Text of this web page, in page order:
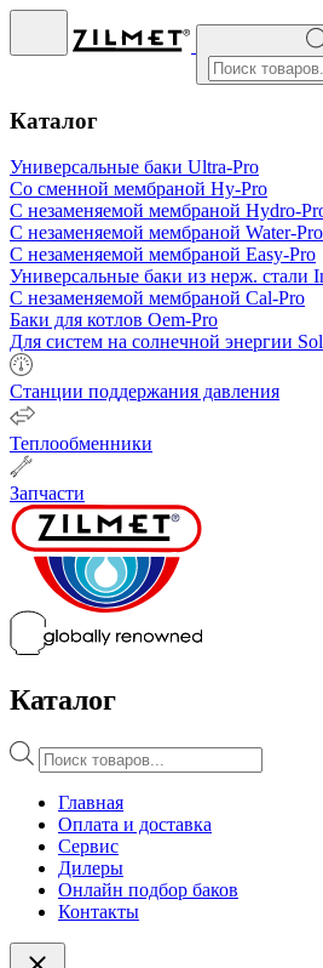
Каталог
Универсальные баки Ultra-Pro
Со сменной мембраной Hy-Pro
С незаменяемой мембраной Hydro-
С незаменяемой мембраной Water-Pro
С незаменяемой мембраной Easy-Pro
Универсальные баки из нерж. стали
С незаменяемой мембраной Cal-Pro
Баки для котлов Oem-Pro
Для систем на солнечной энергии
Станции поддержания давления
Теплообменники
Запчасти
Каталог
Поиск
товаров
Главная
Оплата и доставка
Сервис
Дилеры
Онлайн подбор баков
Контакты